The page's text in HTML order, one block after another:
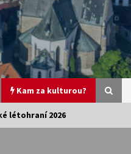
Kam za kulturou?
létohraní 2026